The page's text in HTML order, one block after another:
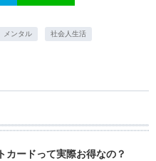
メンタル 社会人生活
カードって実際お得なの？